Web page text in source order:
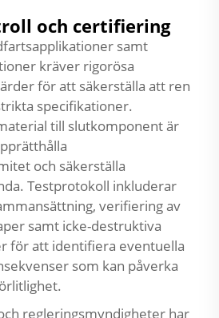
och certifiering
samt
kräver rigorösa
för att säkerställa att ren
specifikationer.
till slutkomponent är
och säkerställa
Testprotokoll inkluderar
verifiering av
samt icke-destruktiva
för att identifiera eventuella
som kan påverka
regleringsmyndigheter har